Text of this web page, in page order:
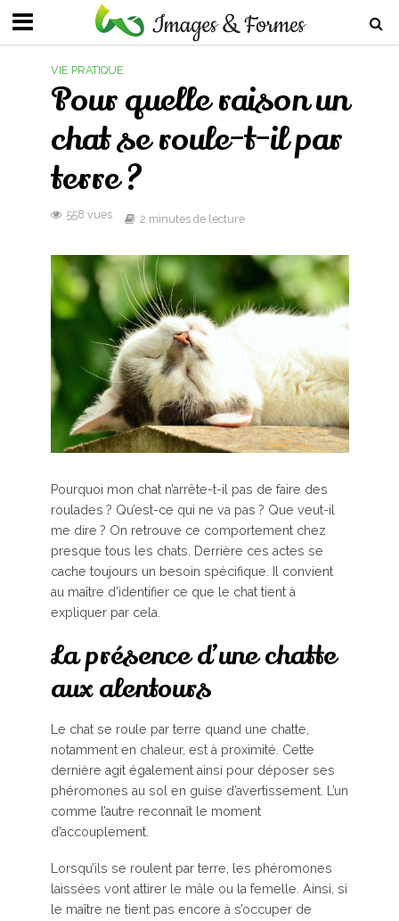
VIE PRATIQUE
Pour quelle raison un
chat se roule-t-il par
terre ?
558 vues 2 minutes de lecture
Pourquoi mon chat n’arrête-t-il pas de faire des
roulades ? Qu’est-ce qui ne va pas ? Que veut-il
me dire ? On retrouve ce comportement chez
presque tous les chats. Derrière ces actes se
cache toujours un besoin spécifique. Il convient
au maître d’identifier ce que le chat tient à
expliquer par cela.
La présence d’une chatte
aux alentours
Le chat se roule par terre quand une chatte,
notamment en chaleur, est à proximité. Cette
dernière agit également ainsi pour déposer ses
phéromones au sol en guise d’avertissement. L’un
comme l’autre reconnaît le moment
d’accouplement.
Lorsqu’ils se roulent par terre, les phéromones
laissées vont attirer le mâle ou la femelle. Ainsi, si
le maître ne tient pas encore à s’occuper de